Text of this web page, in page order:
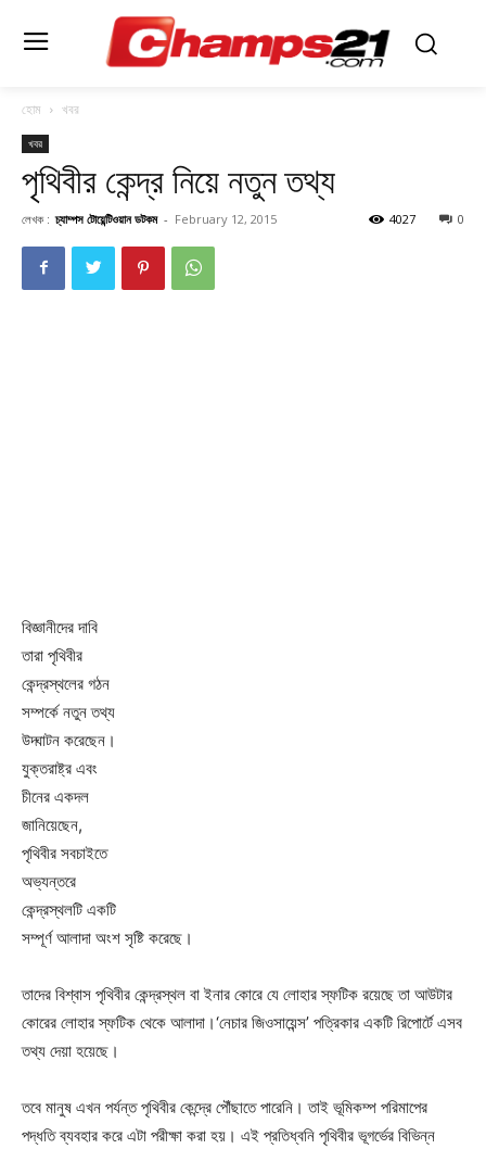
হোম খবর
খবর
পৃথিবীর কেন্দ্র নিয়ে নতুন তথ্য
লেখক : চ্যাম্পস টোয়েন্টিওয়ান ডটকম - February 12, 2015 0
4027
বিজ্ঞানীদের দাবি
তারা পৃথিবীর
কেন্দ্রস্থলের গঠন
সম্পর্কে নতুন তথ্য
উদ্ঘাটন করেছেন।
যুক্তরাষ্ট্র এবং
চীনের একদল
জানিয়েছেন,
পৃথিবীর সবচাইতে
অভ্যন্তরে
কেন্দ্রস্থলটি একটি
সম্পূর্ণ আলাদা অংশ সৃষ্টি করেছে।
তাদের বিশ্বাস পৃথিবীর কেন্দ্রস্থল বা ইনার কোরে যে লোহার স্ফটিক রয়েছে তা আউটার
কোরের লোহার স্ফটিক থেকে আলাদা।‘নেচার জিওসায়েন্স’ পত্রিকার একটি রিপোর্টে এসব
তথ্য দেয়া হয়েছে।
তবে মানুষ এখন পর্যন্ত পৃথিবীর কেন্দ্রে পৌঁছাতে পারেনি। তাই ভূমিকম্প পরিমাপের
পদ্ধতি ব্যবহার করে এটা পরীক্ষা করা হয়। এই প্রতিধ্বনি পৃথিবীর ভূগর্ভের বিভিন্ন